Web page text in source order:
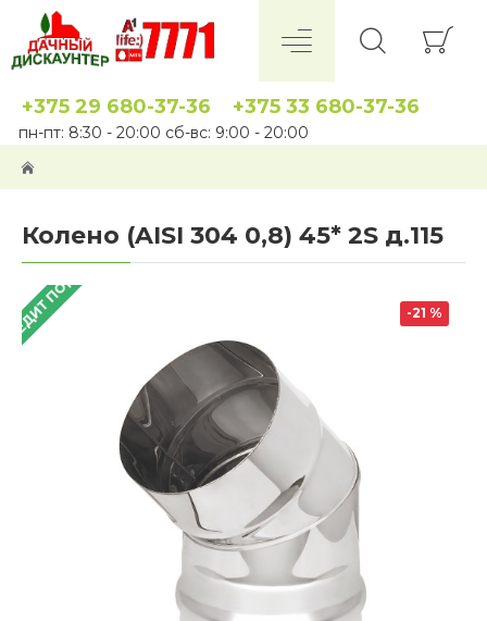
+375 29 680-37-36 +375 33 680-37-36
пн-пт: 8:30 - 20:00 сб-вс: 9:00 - 20:00
Колено (AISI 304 0,8) 45* 2S д.115
ПОД 4% -21 %